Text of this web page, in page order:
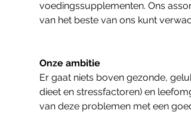
voedingssupplementen. Ons
van het beste van ons kunt
Onze ambitie
Er gaat niets boven gezonde,
dieet en stressfactoren) en
van deze problemen met een